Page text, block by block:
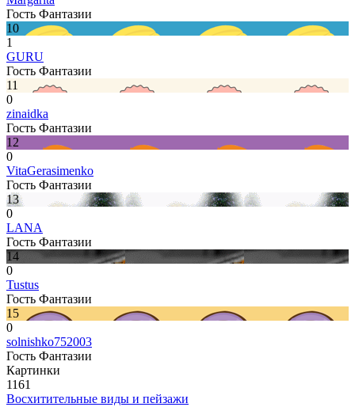
Гость Фантазии
10
1
GURU
Гость Фантазии
11
0
zinaidka
Гость Фантазии
12
0
VitaGerasimenko
Гость Фантазии
13
0
LANA
Гость Фантазии
14
0
Tustus
Гость Фантазии
15
0
solnishko752003
Гость Фантазии
Картинки
1161
Восхитительные виды и пейзажи